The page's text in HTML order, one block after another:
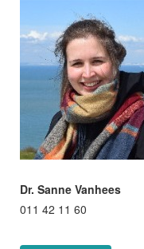
Dr. Sanne Vanhees
011 42 11 60